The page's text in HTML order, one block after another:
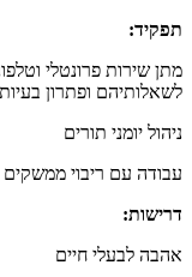
תפקיד:
מתן שירות פרונטלי
לשאלותיהם ופתרון
ניהול יומני תורים
עבודה עם ריבוי ממשקים
דרישות:
אהבה לבעלי חיים